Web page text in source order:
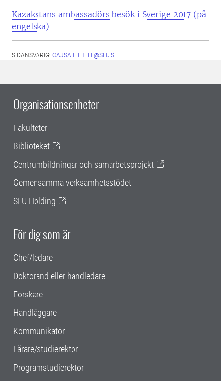
Kazakstans ambassadörs besök i Sverige 2017 (på
engelska)
SIDANSVARIG: CAJSA.LITHELL@SLU.SE
Organisationsenheter
Fakulteter
Biblioteket
Centrumbildningar och samarbetsprojekt
Gemensamma verksamhetsstödet
SLU Holding
För dig som är
Chef/ledare
Doktorand eller handledare
Forskare
Handläggare
Kommunikatör
Lärare/studierektor
Programstudierektor